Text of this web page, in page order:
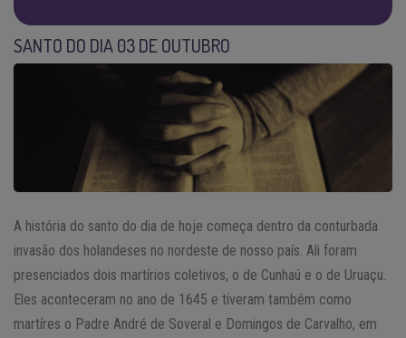
SANTO DO DIA 03 DE OUTUBRO
A história do santo do dia de hoje começa dentro da conturbada
invasão dos holandeses no nordeste de nosso país. Ali foram
presenciados dois martírios coletivos, o de Cunhaú e o de Uruaçu.
Eles aconteceram no ano de 1645 e tiveram também como
martíres o Padre André de Soveral e Domingos de Carvalho, em